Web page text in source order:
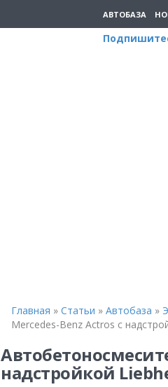
АВТОБАЗА
Главная » Статьи » Автобаза »
Mercedes-Benz Actros с
надстройкой